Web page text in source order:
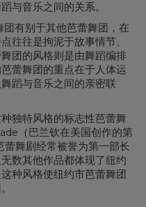
与音乐之间的关系。
有别于其他芭蕾舞团，在
往往是拘泥于故事情节、
团的风格则是由舞蹈编排
蕾舞团的重点在于人体运
蹈与音乐之间的亲密联
独特风格的标志性芭蕾舞
（巴兰钦在美国创作的第
舞剧经常被誉为第一部长
数其他作品都体现了纽约
种风格使纽约市芭蕾舞团